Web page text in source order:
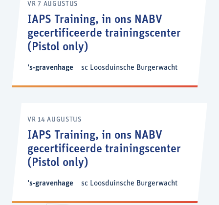
VR 7 AUGUSTUS
IAPS Training, in ons NABV
gecertificeerde trainingscenter
(Pistol only)
's-gravenhage sc Loosduinsche Burgerwacht
VR 14 AUGUSTUS
IAPS Training, in ons NABV
gecertificeerde trainingscenter
(Pistol only)
's-gravenhage sc Loosduinsche Burgerwacht